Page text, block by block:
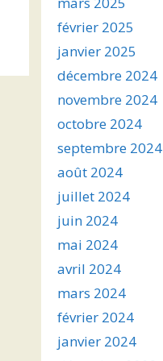
février 2025
janvier 2025
décembre 2024
novembre 2024
octobre 2024
septembre 2024
août 2024
juillet 2024
juin 2024
mai 2024
avril 2024
mars 2024
février 2024
janvier 2024